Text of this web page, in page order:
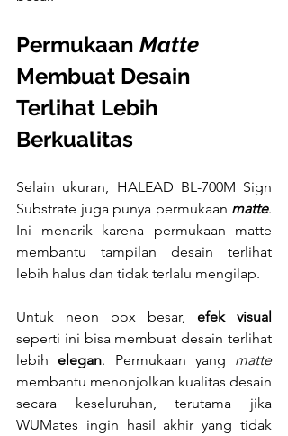
Permukaan Matte
Membuat Desain
Terlihat Lebih
Berkualitas
Selain ukuran, HALEAD BL-700M Sign
Substrate juga punya permukaan matte.
Ini menarik karena permukaan matte
membantu tampilan desain terlihat
lebih halus dan tidak terlalu mengilap.
Untuk neon box besar, efek visual
seperti ini bisa membuat desain terlihat
lebih elegan. Permukaan yang matte
membantu menonjolkan kualitas desain
secara keseluruhan, terutama jika
WUMates ingin hasil akhir yang tidak